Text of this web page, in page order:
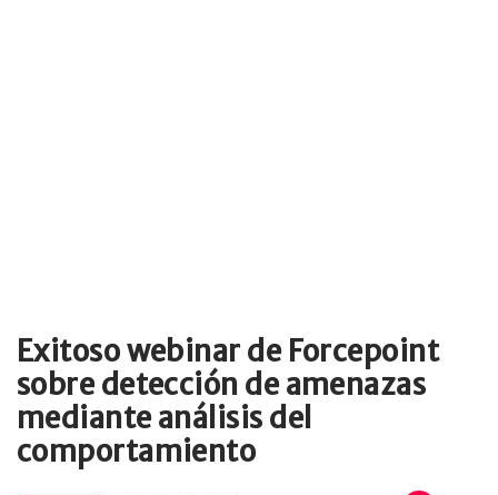
Exitoso webinar de Forcepoint
sobre detección de amenazas
mediante análisis del
comportamiento